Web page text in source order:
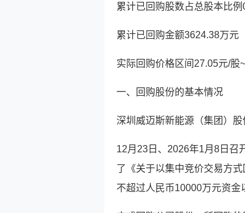
累计已回购股数占总股本比
累计已回购金额3624.38万元
实际回购价格区间27.05元/股
一、回购股份的基本情况
深圳威迈斯新能源（集团）
12月23日、2026年1月8日召
了《关于以集中竞价交易方
不超过人民币10000万元资金